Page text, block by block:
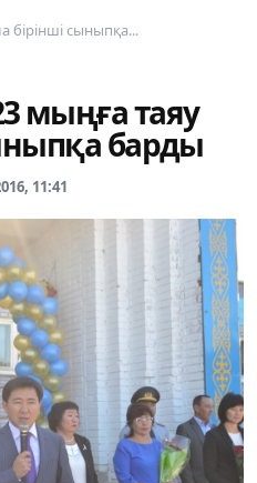
сыныпқа...
мыңға таяу
барды
11:41